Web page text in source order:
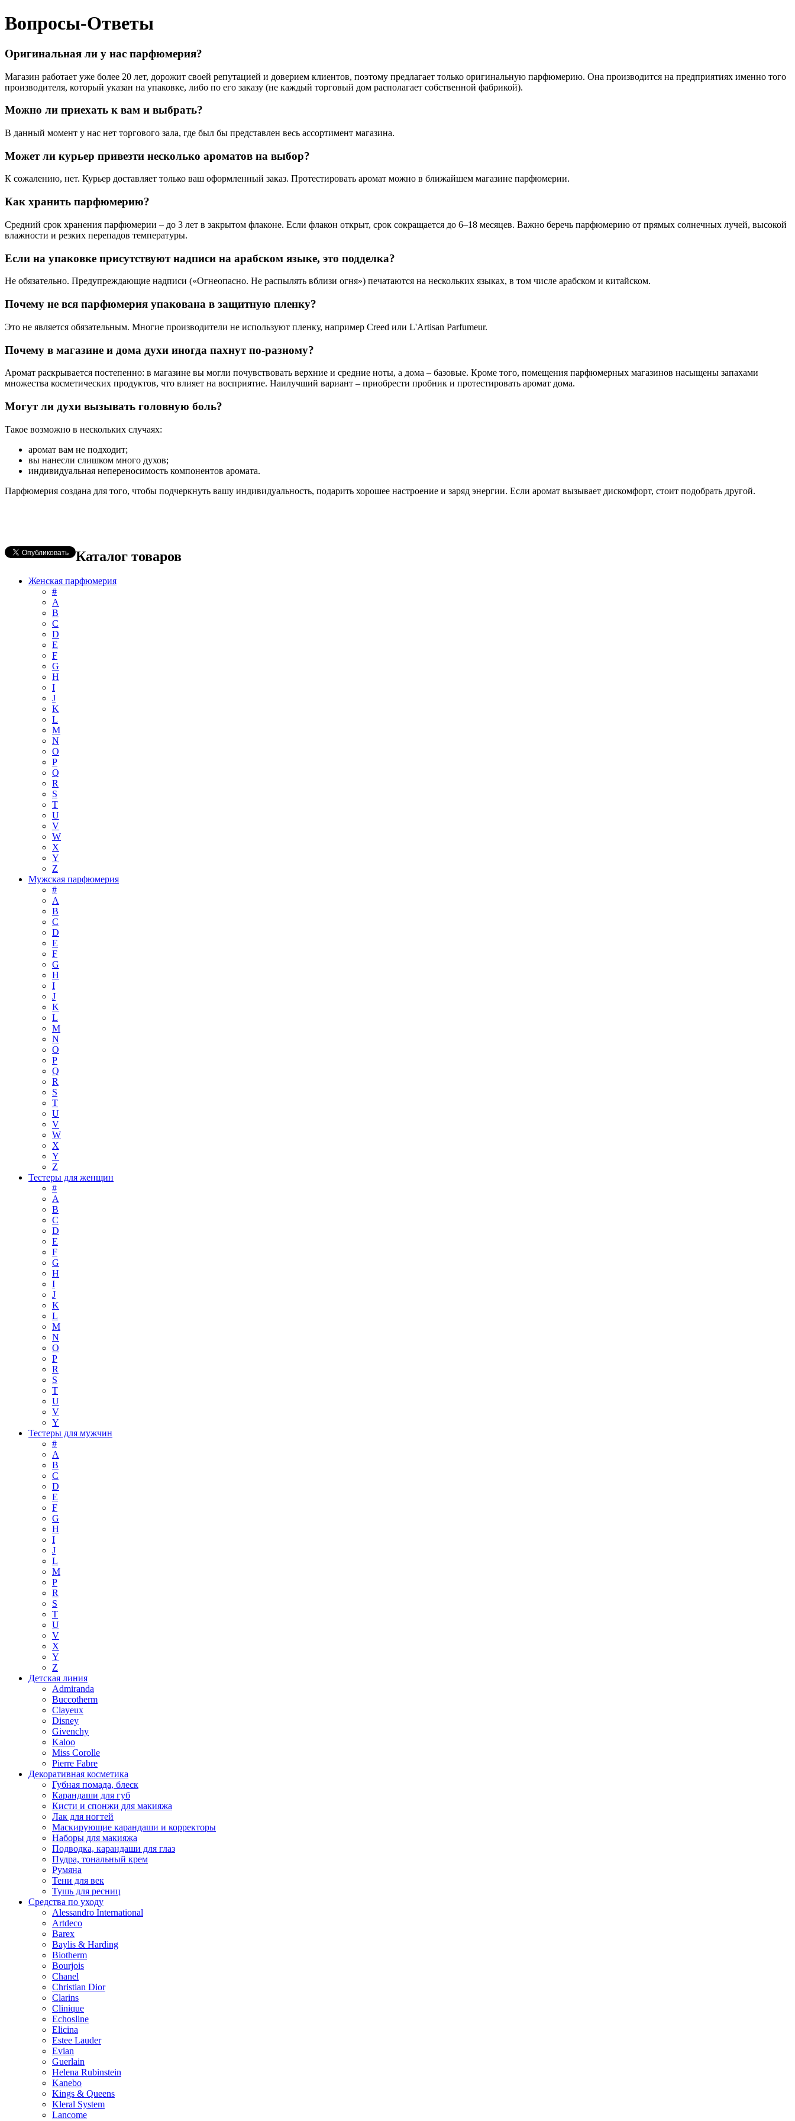
Вопросы-Ответы
Оригинальная ли у нас парфюмерия?
Магазин работает уже более 20 лет, дорожит своей репутацией и доверием клиентов, поэтому предлагает только оригинальную парфюмерию. Она производится на предприятиях именно того
производителя, который указан на упаковке, либо по его заказу (не каждый торговый дом располагает собственной фабрикой).
Можно ли приехать к вам и выбрать?
В данный момент у нас нет торгового зала, где был бы представлен весь ассортимент магазина.
Может ли курьер привезти несколько ароматов на выбор?
К сожалению, нет. Курьер доставляет только ваш оформленный заказ. Протестировать аромат можно в ближайшем магазине парфюмерии.
Как хранить парфюмерию?
Средний срок хранения парфюмерии – до 3 лет в закрытом флаконе. Если флакон открыт, срок сокращается до 6–18 месяцев. Важно беречь парфюмерию от прямых солнечных лучей, высокой
влажности и резких перепадов температуры.
Если на упаковке присутствуют надписи на арабском языке, это подделка?
Не обязательно. Предупреждающие надписи («Огнеопасно. Не распылять вблизи огня») печатаются на нескольких языках, в том числе арабском и китайском.
Почему не вся парфюмерия упакована в защитную пленку?
Это не является обязательным. Многие производители не используют пленку, например Creed или L'Artisan Parfumeur.
Почему в магазине и дома духи иногда пахнут по-разному?
Аромат раскрывается постепенно: в магазине вы могли почувствовать верхние и средние ноты, а дома – базовые. Кроме того, помещения парфюмерных магазинов насыщены запахами
множества косметических продуктов, что влияет на восприятие. Наилучший вариант – приобрести пробник и протестировать аромат дома.
Могут ли духи вызывать головную боль?
Такое возможно в нескольких случаях:
аромат вам не подходит;
вы нанесли слишком много духов;
индивидуальная непереносимость компонентов аромата.
Парфюмерия создана для того, чтобы подчеркнуть вашу индивидуальность, подарить хорошее настроение и заряд энергии. Если аромат вызывает дискомфорт, стоит подобрать другой.
Каталог товаров
Женская парфюмерия
#
А
B
C
D
E
F
G
H
I
J
K
L
M
N
O
P
Q
R
S
T
U
V
W
X
Y
Z
Мужская парфюмерия
#
A
B
C
D
E
F
G
H
I
J
K
L
M
N
O
P
Q
R
S
T
U
V
W
X
Y
Z
Тестеры для женщин
#
A
B
C
D
E
F
G
H
I
J
K
L
M
N
O
P
R
S
T
U
V
Y
Тестеры для мужчин
#
A
B
C
D
E
F
G
H
I
J
L
M
P
R
S
T
U
V
X
Y
Z
Детская линия
Admiranda
Buccotherm
Clayeux
Disney
Givenchy
Kaloo
Miss Corolle
Pierre Fabre
Декоративная косметика
Губная помада, блеск
Карандаши для губ
Кисти и спонжи для макияжа
Лак для ногтей
Маскирующие карандаши и корректоры
Наборы для макияжа
Подводка, карандаши для глаз
Пудра, тональный крем
Румяна
Тени для век
Тушь для ресниц
Средства по уходу
Alessandro International
Artdeco
Barex
Baylis & Harding
Biotherm
Bourjois
Chanel
Christian Dior
Clarins
Clinique
Echosline
Elicina
Estee Lauder
Evian
Guerlain
Helena Rubinstein
Kanebo
Kings & Queens
Kleral System
Lancome